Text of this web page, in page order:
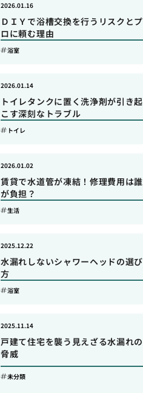
ＤＩＹで浴槽交換を行うリスクとプ
ロに頼む理由
2026.01.16
浴室
トイレタンクに置く洗浄剤が引き起
こす深刻なトラブル
2026.01.14
トイレ
賃貸で水道管が凍結！修理費用は誰
が負担？
2026.01.02
生活
水漏れしないシャワーヘッドの選び
方
2025.12.22
浴室
戸建て住宅を襲う見えざる水漏れの
脅威
2025.11.14
未分類